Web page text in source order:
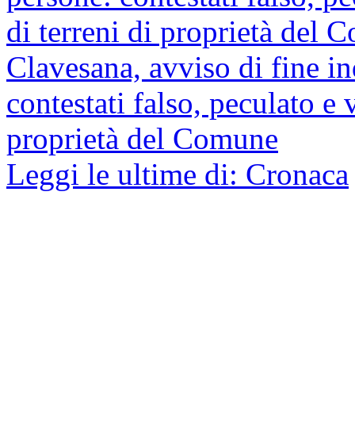
Clavesana, avviso di fine
contestati falso, peculato
proprietà del Comune
Leggi le ultime di: Cronaca